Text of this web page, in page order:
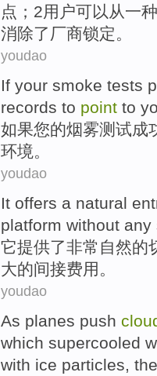
点 ；2用户可以 从一
消除了 厂商锁定。
youdao
If your smoke tests
records to point to
如果您的烟雾测试成
环境。
youdao
It offers a natural
platform without any
它提供了非常自然的
大的间接费用。
youdao
As planes push
which supercooled
with ice particles the